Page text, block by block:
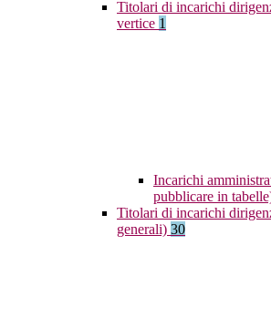
Titolari di incarichi
vertice 1
Incarichi
pubblicare in
Titolari di incarichi
generali) 30